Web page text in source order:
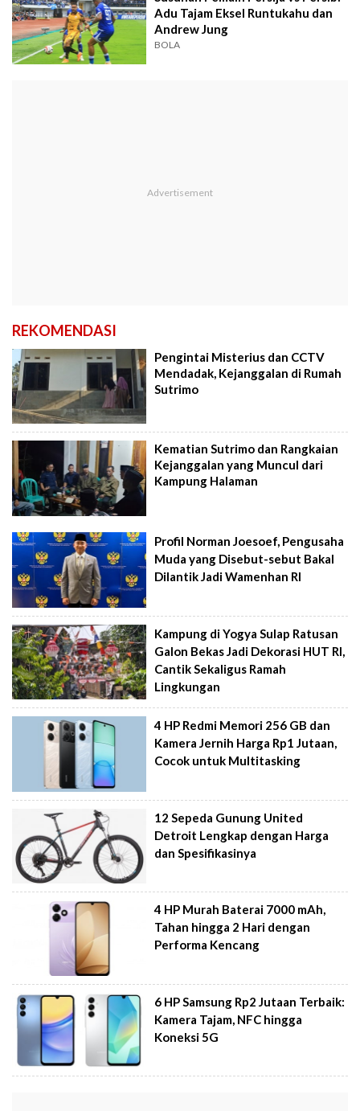
Adu Tajam Eksel Runtukahu dan
Andrew Jung
BOLA
REKOMENDASI
Pengintai Misterius dan CCTV
Mendadak, Kejanggalan di Rumah
Sutrimo
Kematian Sutrimo dan Rangkaian
Kejanggalan yang Muncul dari
Kampung Halaman
Profil Norman Joesoef, Pengusaha
Muda yang Disebut-sebut Bakal
Dilantik Jadi Wamenhan RI
Kampung di Yogya Sulap Ratusan
Galon Bekas Jadi Dekorasi HUT RI,
Cantik Sekaligus Ramah
Lingkungan
4 HP Redmi Memori 256 GB dan
Kamera Jernih Harga Rp1 Jutaan,
Cocok untuk Multitasking
12 Sepeda Gunung United
Detroit Lengkap dengan Harga
dan Spesifikasinya
4 HP Murah Baterai 7000 mAh,
Tahan hingga 2 Hari dengan
Performa Kencang
6 HP Samsung Rp2 Jutaan Terbaik:
Kamera Tajam, NFC hingga
Koneksi 5G